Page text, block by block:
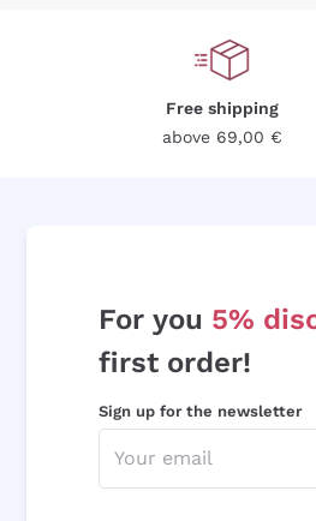
Free shipping
above 69,00 €
For you 5%
first order!
Sign up for the newsletter